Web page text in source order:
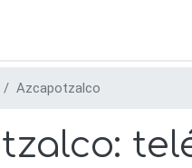
Azcapotzalco